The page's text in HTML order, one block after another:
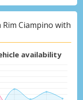
naših
Ciampino with
availability